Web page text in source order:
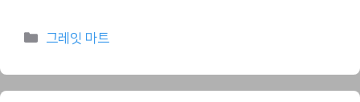
Categories
그레잇 마트